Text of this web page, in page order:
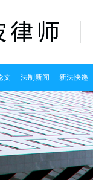
文 法制新闻 新法快递